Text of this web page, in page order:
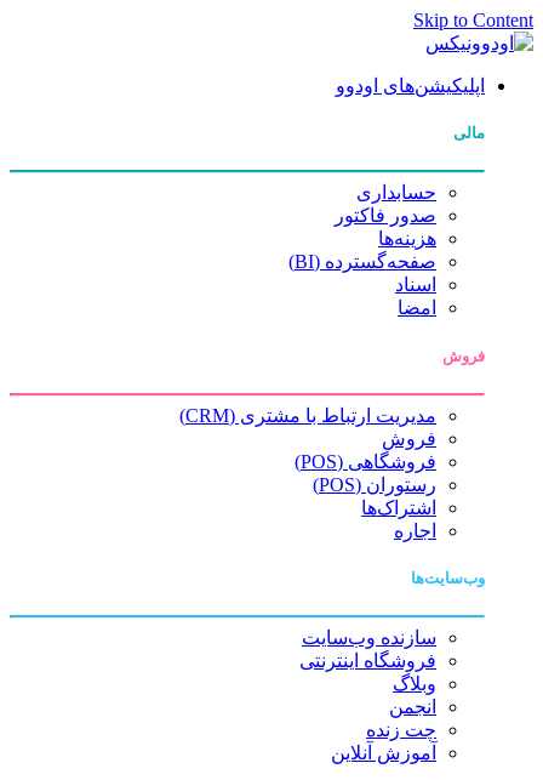
Skip to Content
اپلیکیشن‌های اودوو
مالی
حسابداری
صدور فاکتور
هزینه‌ها
صفحه‌گسترده (BI)
اسناد
امضا
فروش
مدیریت ارتباط با مشتری (CRM)
فروش
فروشگاهی (POS)
رستوران (POS)
اشتراک‌ها
اجاره
وب‌سایت‌ها
سازنده وب‌سایت
فروشگاه اینترنتی
وبلاگ
انجمن
چت زنده
آموزش آنلاین